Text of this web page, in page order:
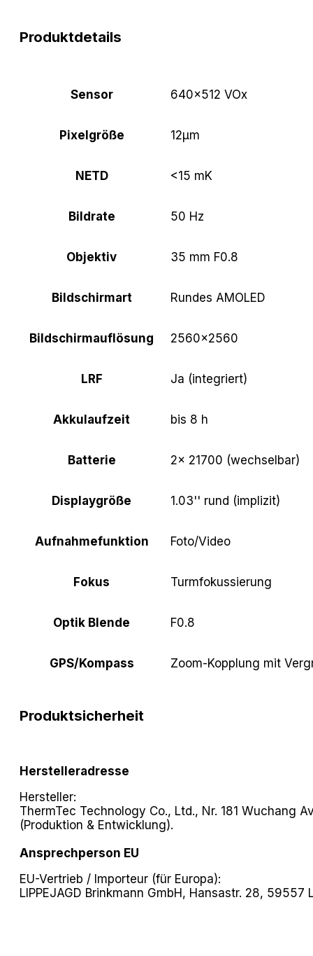
Produktdetails
Sensor 640×512 VOx
Pixelgröße 12μm
NETD <15 mK
Bildrate 50 Hz
Objektiv 35 mm F0.8
Bildschirmart Rundes AMOLED
Bildschirmauflösung 2560×2560
LRF Ja (integriert)
Akkulaufzeit bis 8 h
Batterie 2× 21700 (wechselbar)
Displaygröße 1.03'' rund (implizit)
Aufnahmefunktion Foto/Video
Fokus Turmfokussierung
Optik Blende F0.8
GPS/Kompass Zoom-Kopplung mit
Produktsicherheit
Herstelleradresse
Hersteller:
ThermTec Technology Co., Ltd., Nr. 181 Wuchang
(Produktion & Entwicklung).
Ansprechperson EU
EU-Vertrieb / Importeur (für Europa):
LIPPEJAGD Brinkmann GmbH, Hansastr. 28,